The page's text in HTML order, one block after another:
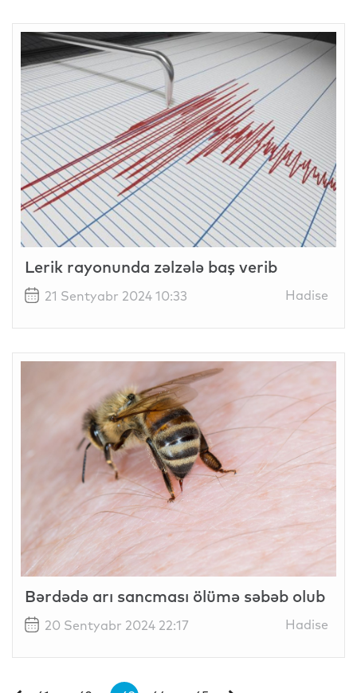
Lerik rayonunda zəlzələ baş verib
21 Sentyabr 2024 10:33 Hadise
Bərdədə arı sancması ölümə səbəb olub
20 Sentyabr 2024 22:17 Hadise